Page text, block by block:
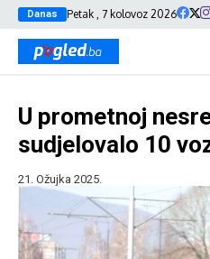
Danas Petak , 7 kolovoz 2026
U prometnoj
sudjelovalo 10
21. Ožujka 2025.